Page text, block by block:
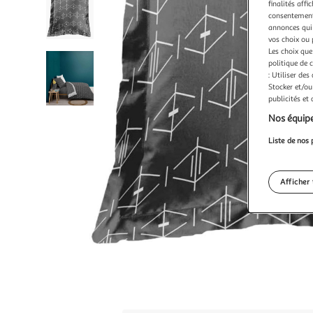
finalités
annonces
vos choix ou
Les choix
politique de
: Utiliser des
Stocker et/
publicités et
Nos
Liste de nos
Afficher